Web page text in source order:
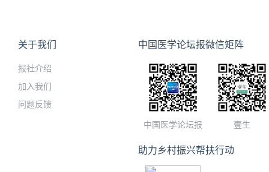
关于我们
报社介绍
加入我们
问题反馈
中国医学论坛报微信矩阵
中国医学论坛报 壹生
助力乡村振兴帮扶行动